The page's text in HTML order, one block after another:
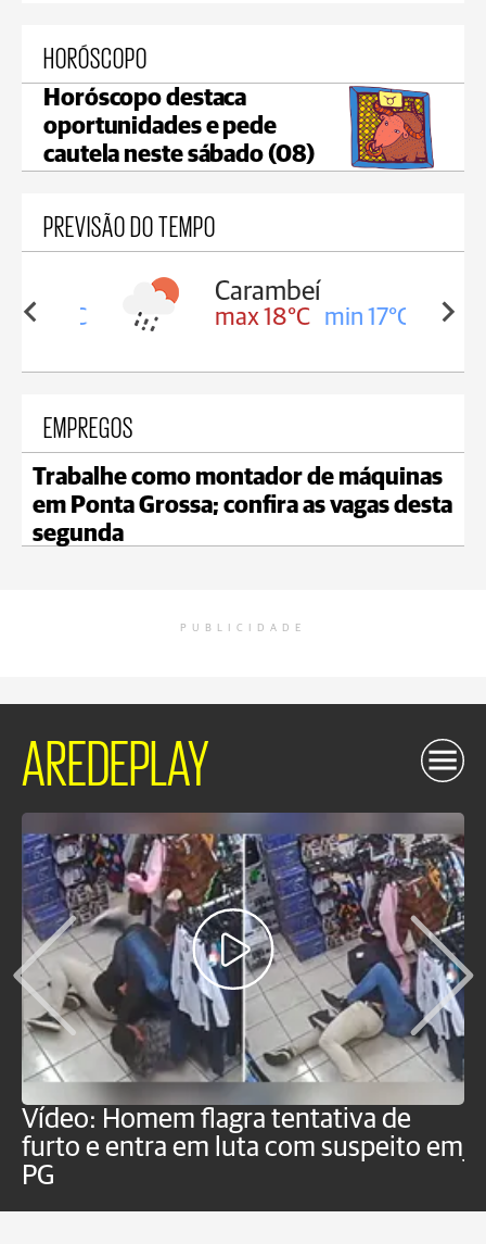
HORÓSCOPO
Horóscopo destaca
oportunidades e pede
cautela neste sábado (08)
PREVISÃO DO TEMPO
18°C
Carambeí
max 18°C min 17°C
EMPREGOS
Trabalhe como montador de máquinas
em Ponta Grossa; confira as vagas desta
segunda
PUBLICIDADE
AREDEPLAY
Vídeo: Homem flagra tentativa de
furto e entra em luta com suspeito em
PG